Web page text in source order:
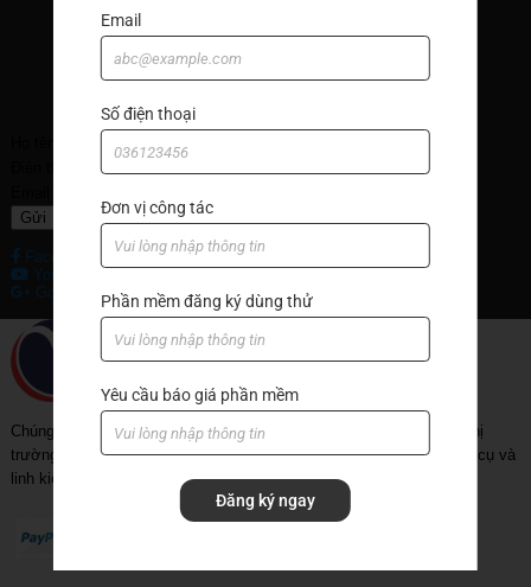
Gửi
Facebook
Youtube
Google+
Chúng tôi đã và đang tiếp tục khẳng định vị trí của người dẫn đầu thị
trường trong lĩnh vực cung cấp dịch vụ về sản phẩm, thiết bị, dụng cụ và
linh kiện máy CNC.
Email
Số điện thoại
Đơn vị công tác
Phần mềm đăng ký dùng thử
Yêu cầu báo giá phần mềm
Đăng ký ngay